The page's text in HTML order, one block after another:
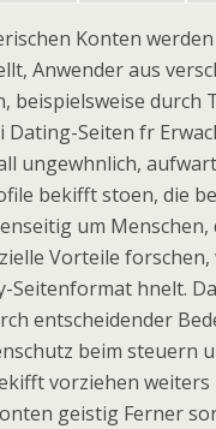
Konten
Anwender aus
beispielsweise durch
Dating-Seiten fr
ungewhnlich,
bekifft stoen, die
um Menschen,
Vorteile forschen,
Seitenformat hnelt.
entscheidender
beim steuern
vorziehen
geistig Ferner